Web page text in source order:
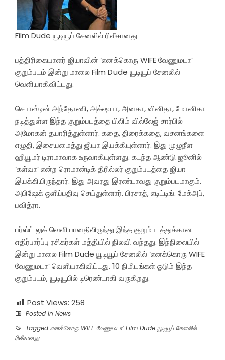
Film Dude யூடியூப் சேனலில் ரிலீசானது
பத்திரிகையாளர் ஜியாவின் ‘எனக்கொரு WIFE வேணுமடா’
குறும்படம் இன்று மாலை Film Dude யூடியூப் சேனலில்
வெளியாகிவிட்டது.
செபாஸ்டின் அந்தோணி, அக்‌ஷயா, அனகா, வினிதா, மோனிகா
நடித்துள்ள இந்த குறும்படத்தை பிலிம் வில்லேஜ் சார்பில்
அமோகன் தயாரித்துள்ளார். கதை, திரைக்கதை, வசனங்களை
எழுதி, இசையமைத்து ஜியா இயக்கியுள்ளார். இது முழுநீள
ஹியூமர் டிராமாவாக உருவாகியுள்ளது. கடந்த ஆண்டு ஜூனில்
‘கள்வா’ என்ற ரொமான்டிக் திரில்லர் குறும்படத்தை ஜியா
இயக்கியிருந்தார். இது அவரது இரண்டாவது குறும்படமாகும்.
அபிஷேக் ஒளிப்பதிவு செய்துள்ளார். பிரசாத், எடிட்டிங். மேக்அப்,
பவித்ரா.
பர்ஸ்ட் லுக் வெளியானதிலிருந்து இந்த குறும்படத்துக்கான
எதிர்பார்ப்பு ரசிகர்கள் மத்தியில் நிலவி வந்தது. இந்நிலையில்
இன்று மாலை Film Dude யூடியூப் சேனலில் ‘எனக்கொரு WIFE
வேணுமடா’ வெளியாகிவிட்டது. 10 நிமிடங்கள் ஓடும் இந்த
குறும்படம், யூடியூபில் டிரெண்டாகி வருகிறது.
Post Views: 258
Posted in News
Tagged எனக்கொரு WIFE வேணுமடா’ Film Dude யூடியூப் சேனலில்
ரிலீசானது